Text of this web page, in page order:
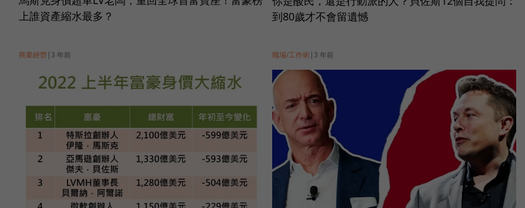
上誰資產縮水最多？
商業經營| 3 年前
到80歲才不會留遺憾
職場/工作術 | 3 年前